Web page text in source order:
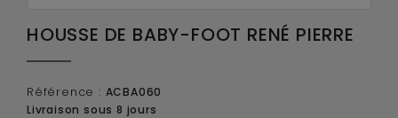
HOUSSE DE BABY-FOOT RENÉ PIERRE
Référence : ACBA060
Livraison sous 8 jours